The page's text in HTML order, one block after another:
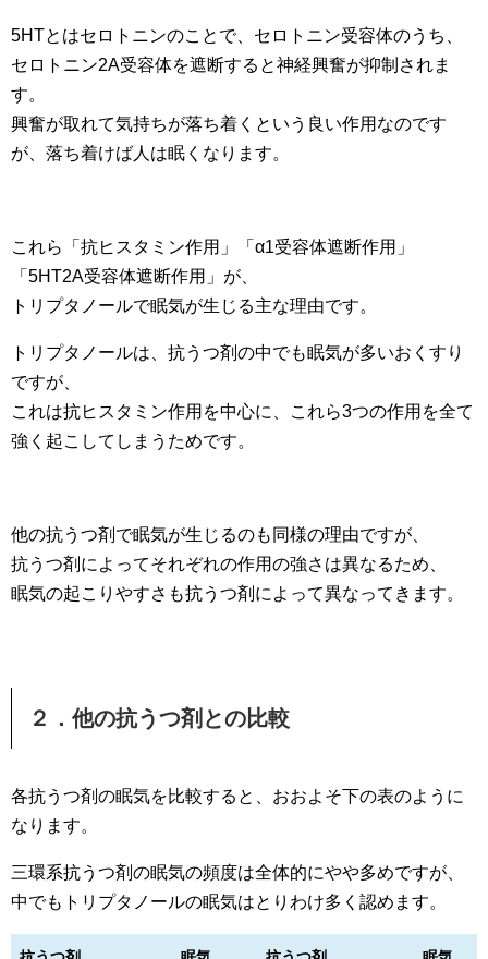
5HTとはセロトニンのことで、セロトニン受容体のうち、
セロトニン2A受容体を遮断すると神経興奮が抑制されま
す。
興奮が取れて気持ちが落ち着くという良い作用なのです
が、落ち着けば人は眠くなります。
これら「抗ヒスタミン作用」「α1受容体遮断作用」
「5HT2A受容体遮断作用」が、
トリプタノールで眠気が生じる主な理由です。
トリプタノールは、抗うつ剤の中でも眠気が多いおくすり
ですが、
これは抗ヒスタミン作用を中心に、これら3つの作用を全て
強く起こしてしまうためです。
他の抗うつ剤で眠気が生じるのも同様の理由ですが、
抗うつ剤によってそれぞれの作用の強さは異なるため、
眠気の起こりやすさも抗うつ剤によって異なってきます。
２．他の抗うつ剤との比較
各抗うつ剤の眠気を比較すると、おおよそ下の表のように
なります。
三環系抗うつ剤の眠気の頻度は全体的にやや多めですが、
中でもトリプタノールの眠気はとりわけ多く認めます。